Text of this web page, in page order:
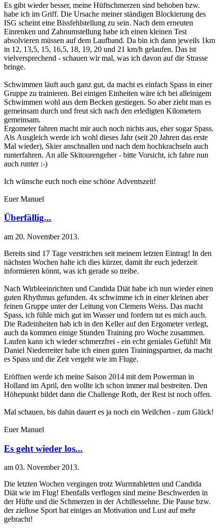
Es gibt wieder besser, meine Hüftschmerzen sind behoben bzw.
habe ich im Griff. Die Ursache meiner ständigen Blockierung des
ISG scheint eine Bissfehlstellung zu sein. Nach dem erneuten
Einrenken und Zahnumstellung habe ich einen kleinen Test
absolvieren müssen auf dem Laufband. Da bin ich dann jeweils 1km
in 12, 13,5, 15, 16,5, 18, 19, 20 und 21 km/h gelaufen. Das ist
vielversprechend - schauen wir mal, was ich davon auf die Strasse
bringe.
Schwimmen läuft auch ganz gut, da macht es einfach Spass in einer
Gruppe zu trainieren. Bei einigen Einheiten wäre ich bei alleinigem
Schwimmen wohl aus dem Becken gestiegen. So aber zieht man es
gemeinsam durch und freut sich nach den erledigten Kilometern
gemeinsam.
Ergometer fahren macht mir auch noch nichts aus, eher sogar Spass.
Als Ausgleich werde ich wohl dieses Jahr (seit 20 Jahren das erste
Mal wieder), Skier anschnallen und nach dem hochkrachseln auch
runterfahren. An alle Skitourengeher - bitte Vorsicht, ich fahre nun
auch runter :-)
Ich wünsche euch noch eine schöne Adventszeit!
Euer Manuel
Überfällig...
am 20. November 2013.
Bereits sind 17 Tage verstrichen seit meinem letzten Eintrag! In den
nächsten Wochen halte ich dies kürzer, damit ihr euch jederzeit
informieren könnt, was ich gerade so treibe.
Nach Wirbleeinrichten und Candida Diät habe ich nun wieder einen
guten Rhythmus gefunden. 4x schwimme ich in einer kleinen aber
feinen Gruppe unter der Leitung von Clemens Weiss. Das macht
Spass, ich fühle mich gut im Wasser und fordern tut es mich auch.
Die Radeinheiten hab ich in den Keller auf den Ergometer verlegt,
auch da kommen einige Stunden Training pro Woche zusammen.
Laufen kann ich wieder schmerzfrei - ein echt geniales Gefühl! Mit
Daniel Niederreiter habe ich einen guten Trainingspartner, da macht
es Spass und die Zeit vergeht wie im Fluge.
Eröffnen werde ich meine Saison 2014 mit dem Powerman in
Holland im April, den wollte ich schon immer mal bestreiten. Den
Höhepunkt bildet dann die Challenge Roth, der Rest ist noch offen.
Mal schauen, bis dahin dauert es ja noch ein Weilchen - zum Glück!
Euer Manuel
Es geht wieder los...
am 03. November 2013.
Die letzten Wochen vergingen trotz Wurmtabletten und Candida
Diät wie im Flug! Ebenfalls verflogen sind meine Beschwerden in
der Hüfte und die Schmerzen in der Achillessehne. Die Pause bzw.
der ziellose Sport hat einiges an Motivation und Lust auf mehr
gebracht!